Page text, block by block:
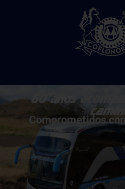
60 años
Comprometidos